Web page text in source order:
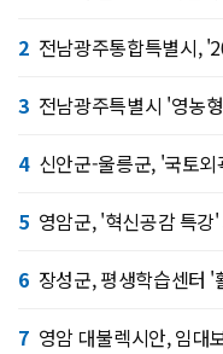
2 전남광주통합특별시,
3 전남광주특별시 '영농
4 신안군-울릉군, '국토
5 영암군, '혁신공감 특
6 장성군, 평생학습센터
7 영암 대불렉시안, 임